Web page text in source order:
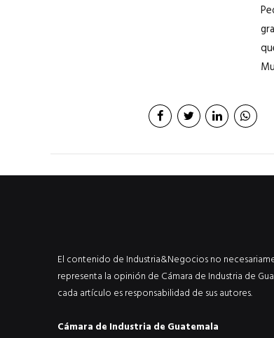
El contenido de Industria&Negocios no
representa la opinión de Cámara de Industria de
cada artículo es responsabilidad de sus autores.
Cámara de Industria de Guatemala